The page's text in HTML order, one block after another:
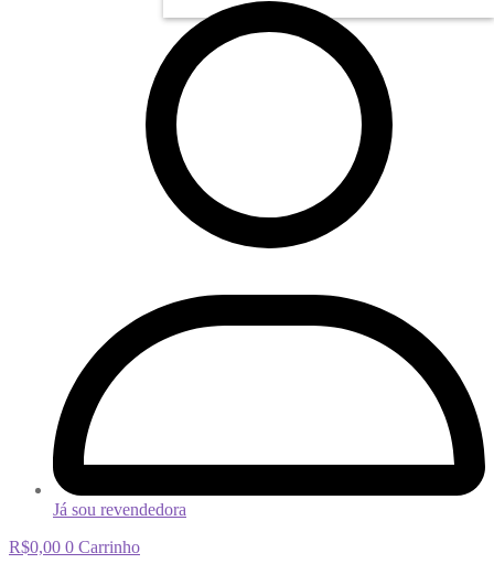
Já sou revendedora
R$0,00 0 Carrinho